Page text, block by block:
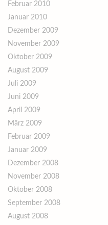
Februar 2010
Januar 2010
Dezember 2009
November 2009
Oktober 2009
August 2009
Juli 2009
Juni 2009
April 2009
März 2009
Februar 2009
Januar 2009
Dezember 2008
November 2008
Oktober 2008
September 2008
August 2008